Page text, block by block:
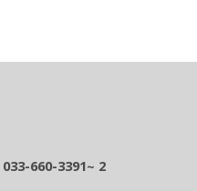
033-660-3391~ 2